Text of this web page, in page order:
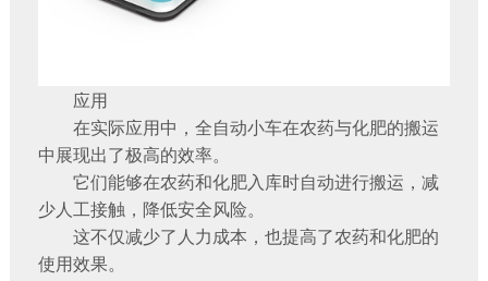
应用
在实际应用中，全自动小车在农药与化肥的搬运
中展现出了极高的效率。
它们能够在农药和化肥入库时自动进行搬运，减
少人工接触，降低安全风险。
这不仅减少了人力成本，也提高了农药和化肥的
使用效果。